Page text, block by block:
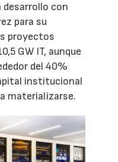
desarrollo con
para su
proyectos
GW IT, aunque
del 40%
institucional
materializarse.